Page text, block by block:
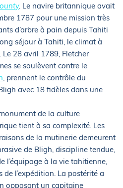
. Le navire britannique avait
1787 pour une mission très
d’arbre à pain depuis Tahiti
séjour à Tahiti, le climat à
28 avril 1789, Fletcher
se soulèvent contre le
, prennent le contrôle du
avec 18 fidèles dans une
de la culture
tient à sa complexité. Les
de la mutinerie demeurent
de Bligh, discipline tendue,
l’équipage à la vie tahitienne,
l’expédition. La postérité a
opposant un capitaine